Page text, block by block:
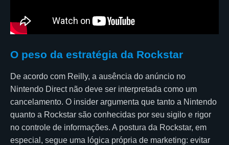
O peso da estratégia da Rockstar
De acordo com Reilly, a ausência do anúncio no
Nintendo Direct não deve ser interpretada como um
cancelamento. O insider argumenta que tanto a Nintendo
quanto a Rockstar são conhecidas por seu sigilo e rigor
no controle de informações. A postura da Rockstar, em
especial, segue uma lógica própria de marketing: evitar